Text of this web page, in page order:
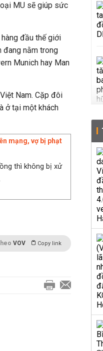
MU sẽ giúp sức
đầu thế giới
đang nằm trong
Munich hay Man
Nam. Cặp đôi
ở tại một khách
mạng, vợ bị phạt
thì không bị xử
VOV Copy link